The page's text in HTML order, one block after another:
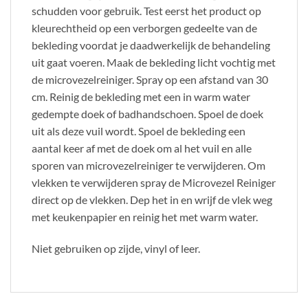
schudden voor gebruik. Test eerst het product op
kleurechtheid op een verborgen gedeelte van de
bekleding voordat je daadwerkelijk de behandeling
uit gaat voeren. Maak de bekleding licht vochtig met
de microvezelreiniger. Spray op een afstand van 30
cm. Reinig de bekleding met een in warm water
gedempte doek of badhandschoen. Spoel de doek
uit als deze vuil wordt. Spoel de bekleding een
aantal keer af met de doek om al het vuil en alle
sporen van microvezelreiniger te verwijderen. Om
vlekken te verwijderen spray de Microvezel Reiniger
direct op de vlekken. Dep het in en wrijf de vlek weg
met keukenpapier en reinig het met warm water.
Niet gebruiken op zijde, vinyl of leer.